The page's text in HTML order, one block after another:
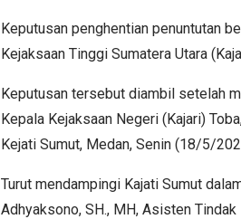
Keputusan penghentian penuntutan
Kejaksaan Tinggi Sumatera Utara
Keputusan tersebut diambil setelah
Kepala Kejaksaan Negeri (Kajari)
Kejati Sumut, Medan, Senin (18/5/
Turut mendampingi Kajati Sumut
Adhyaksono, SH., MH, Asisten